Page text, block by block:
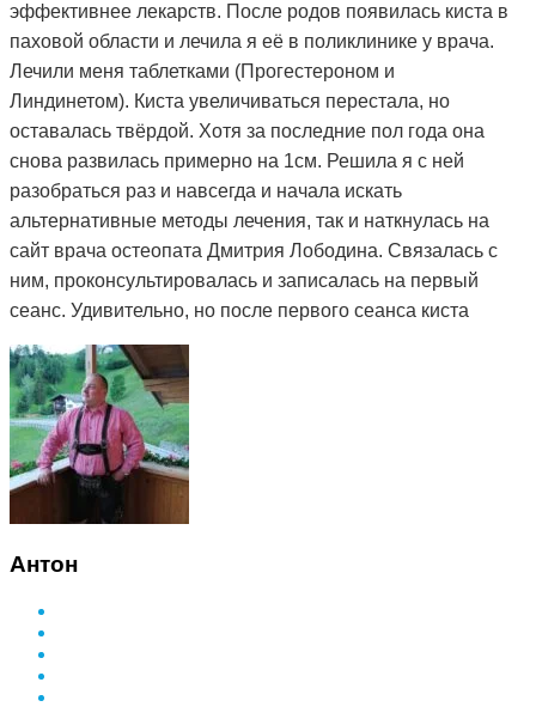
эффективнее лекарств. После родов появилась киста в
паховой области и лечила я её в поликлинике у врача.
Лечили меня таблетками (Прогестероном и
Линдинетом). Киста увеличиваться перестала, но
оставалась твёрдой. Хотя за последние пол года она
снова развилась примерно на 1см. Решила я с ней
разобраться раз и навсегда и начала искать
альтернативные методы лечения, так и наткнулась на
сайт врача остеопата Дмитрия Лободина. Связалась с
ним, проконсультировалась и записалась на первый
сеанс. Удивительно, но после первого сеанса киста
стала мягкой. Я стала посещать сеансы по назначению
Дмитрия и спустя 3 месяца она полностью рассосалась.
Как это работает, вообще не понимаю. То чего
лекарства не смогли седлать за полтора года, смог
сделать Дмитрий и за такой небольшой срок. Врач в
поликлинике сказал, что мне просто повезло и я на
опытного специалиста наткнулась. А ещё говорят, что
Антон